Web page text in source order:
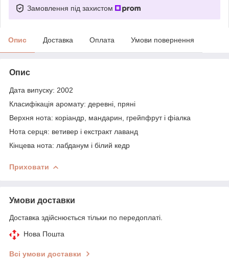
Замовлення під захистом
Опис Доставка Оплата Умови повернення
Опис
Дата випуску: 2002
Класифікація аромату: деревні, пряні
Верхня нота: коріандр, мандарин, грейпфрут і фіалка
Нота серця: ветивер і екстракт лаванд
Кінцева нота: лабданум і білий кедр
Приховати
Умови доставки
Доставка здійснюється тільки по передоплаті.
Нова Пошта
Всі умови доставки